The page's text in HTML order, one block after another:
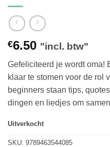
€6.50 "incl. btw"
Gefeliciteerd je wordt oma!
klaar te stomen voor de rol
beginners staan tips,
dingen en liedjes om
Uitverkocht
SKU: 9789463544085